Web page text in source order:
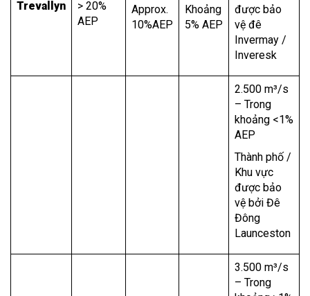
Trevallyn
> 20%
AEP
Approx.
10%AEP
Khoảng
5% AEP
được bảo
vệ đê
Invermay /
Inveresk
2.500 m³/s
– Trong
khoảng <1%
AEP
Thành phố /
Khu vực
được bảo
vệ bởi Đê
Đông
Launceston
3.500 m³/s
– Trong